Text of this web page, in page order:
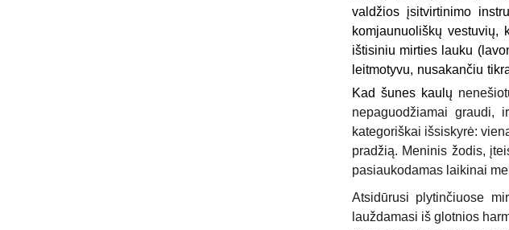
valdžios įsitvirtinimo
komjaunuoliškų vestuvių,
ištisiniu mirties lauku
leitmotyvu, nusakančiu
Kad šunes kaulų
nepaguodžiamai graudi,
kategoriškai išsiskyrė:
pradžią. Meninis žodis,
pasiaukodamas laikinai
Atsidūrusi plytinčiuose
lauždamasi iš glotnios